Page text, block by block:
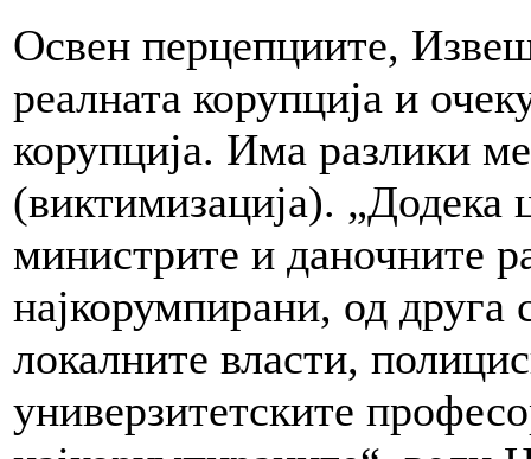
Освен перцепциите,
реалната корупција и
корупција. Има разлики
(виктимизација). „Додека
министрите и даночните
најкорумпирани, од друга
локалните власти,
универзитетските